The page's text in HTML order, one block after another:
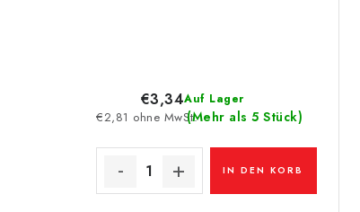
Auf Lager
(Mehr als 5 Stück)
€2,81 ohne MwSt.
€3,34
IN DEN KORB